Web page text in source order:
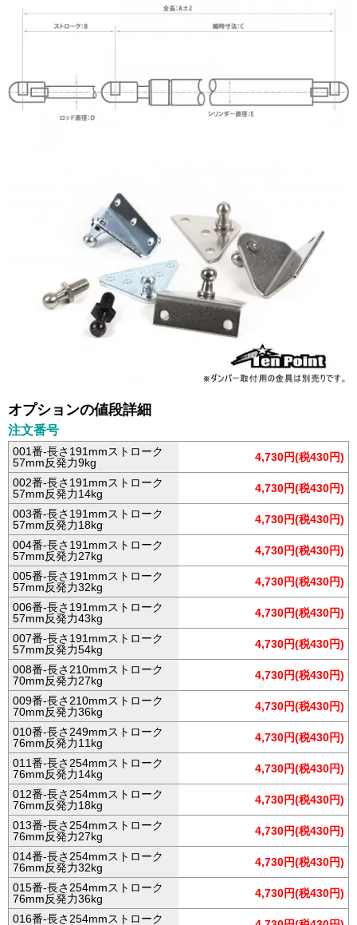
オプションの値段詳細
注文番号
001番-長さ191mmストローク
57mm反発力9kg
4,730円(税430円)
002番-長さ191mmストローク
57mm反発力14kg
4,730円(税430円)
003番-長さ191mmストローク
57mm反発力18kg
4,730円(税430円)
004番-長さ191mmストローク
57mm反発力27kg
4,730円(税430円)
005番-長さ191mmストローク
57mm反発力32kg
4,730円(税430円)
006番-長さ191mmストローク
57mm反発力43kg
4,730円(税430円)
007番-長さ191mmストローク
57mm反発力54kg
4,730円(税430円)
008番-長さ210mmストローク
70mm反発力27kg
4,730円(税430円)
009番-長さ210mmストローク
70mm反発力36kg
4,730円(税430円)
010番-長さ249mmストローク
76mm反発力11kg
4,730円(税430円)
011番-長さ254mmストローク
76mm反発力14kg
4,730円(税430円)
012番-長さ254mmストローク
76mm反発力18kg
4,730円(税430円)
013番-長さ254mmストローク
76mm反発力27kg
4,730円(税430円)
014番-長さ254mmストローク
76mm反発力32kg
4,730円(税430円)
015番-長さ254mmストローク
76mm反発力36kg
4,730円(税430円)
016番-長さ254mmストローク